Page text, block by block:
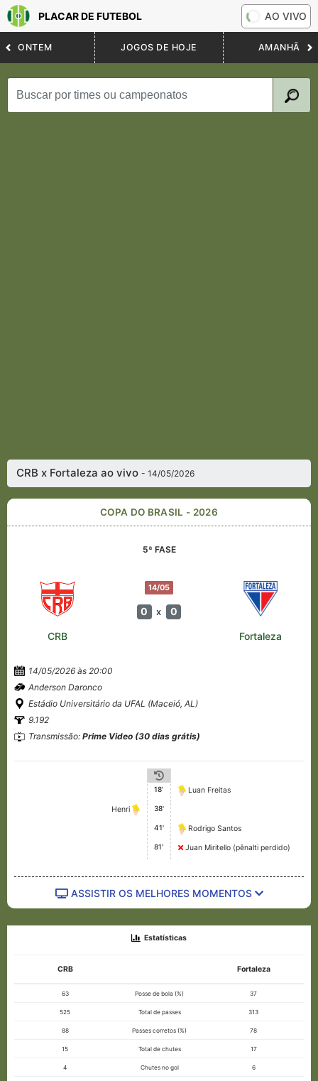
PLACAR DE FUTEBOL AO VIVO
ONTEM JOGOS DE HOJE AMANHÃ
CRB x Fortaleza ao vivo- 14/05/2026
COPA DO BRASIL - 2026
5ª FASE
14/05
0 x 0
CRB Fortaleza
14/05/2026 às 20:00
Anderson Daronco
Estádio Universitário da UFAL (Maceió, AL)
9.192
Transmissão: Prime Video (30 dias grátis)
18' Luan Freitas
Henri 38'
41' Rodrigo Santos
81' Juan Miritello (pênalti perdido)
ASSISTIR OS MELHORES MOMENTOS
Estatísticas
CRB Fortaleza
63 Posse de bola (%) 37
525 Total de passes 313
88 Passes corretos (%) 78
15 Total de chutes 17
4 Chutes no gol 6